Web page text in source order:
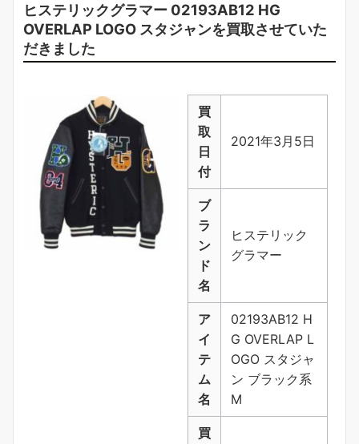
ヒステリックグラマー 02193AB12 HG
OVERLAP LOGO スタジャンを買取させていた
だきました
買
取
日
付
2021年3月5日
ブ
ラ
ン
ド
名
ヒステリック
グラマー
ア
イ
テ
ム
名
02193AB12 H
G OVERLAP L
OGO スタジャ
ン ブラック系
M
買